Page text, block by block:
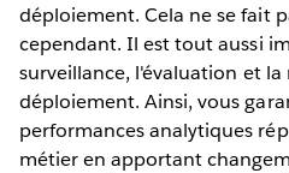
déploiement. Cela ne se fait
cependant. Il est tout aussi
surveillance, l'évaluation et
déploiement. Ainsi, vous
performances analytiques
métier en apportant